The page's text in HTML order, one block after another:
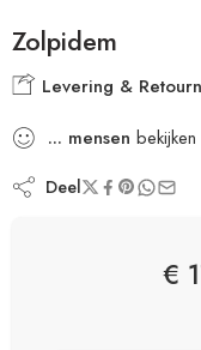
Zolpidem
Levering &
... mensen
Deel
€